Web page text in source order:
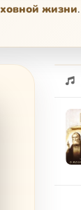
жизни.